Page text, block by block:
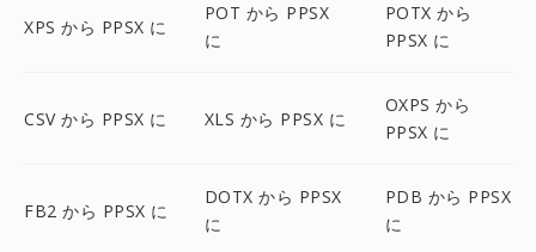
XPS から PPSX に
POT から PPSX
に
POTX から
PPSX に
CSV から PPSX に XLS から PPSX に
OXPS から
PPSX に
FB2 から PPSX に
DOTX から PPSX
に
PDB から PPSX
に